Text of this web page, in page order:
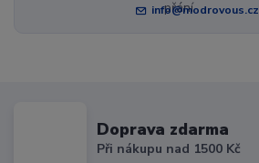
info@modrovous.cz
Doprava zdarma
Při nákupu nad 1500 Kč